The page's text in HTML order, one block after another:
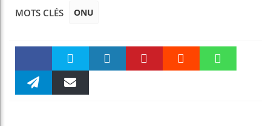
MOTS CLÉS ONU
Faceboo Twitter